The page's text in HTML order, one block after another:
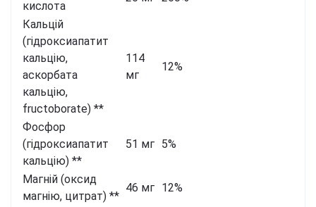
кислота
Кальцій
(гідроксиапатит
кальцію,
аскорбата
кальцію,
fructoborate) **
114
мг
12%
Фосфор
(гідроксиапатит
кальцію) **
51 мг 5%
Магній (оксид
магнію, цитрат) **
46 мг 12%